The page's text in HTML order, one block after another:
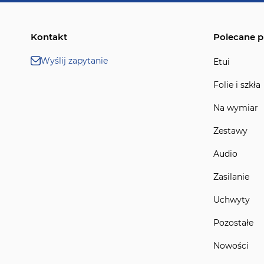
Kontakt
Wyślij zapytanie
Polecane
Etui
Folie i szkła
Na wymiar
Zestawy
Audio
Zasilanie
Uchwyty
Pozostałe
Nowości